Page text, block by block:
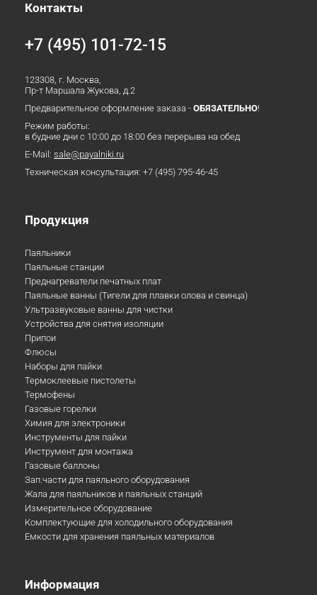
Контакты
+7 (495) 101-72-15
123308, г. Москва,
Пр-т Маршала Жукова, д.2
Предварительное оформление заказа - ОБЯЗАТЕЛЬНО!
Режим работы:
в будние дни с 10:00 до 18:00 без перерыва на обед
E-Mail: sale@payalniki.ru
Техническая консультация: +7 (495) 795-46-45
Продукция
Паяльники
Паяльные станции
Преднагреватели печатных плат
Паяльные ванны (Тигели для плавки олова и свинца)
Ультразвуковые ванны для чистки
Устройства для снятия изоляции
Припои
Флюсы
Наборы для пайки
Термоклеевые пистолеты
Термофены
Газовые горелки
Химия для электроники
Инструменты для пайки
Инструмент для монтажа
Газовые баллоны
Зап.части для паяльного оборудования
Жала для паяльников и паяльных станций
Измерительное оборудование
Комплектующие для холодильного оборудования
Емкости для хранения паяльных материалов
Информация